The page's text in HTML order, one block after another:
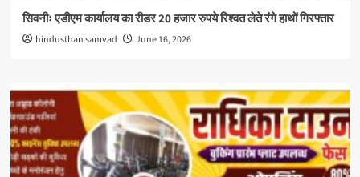
सिवनीः एडीएम कार्यालय का रीडर 20 हजार रुपये रिश्वत लेते रंगे हाथों गिरफ्तार
hindusthan samvad June 16, 2026